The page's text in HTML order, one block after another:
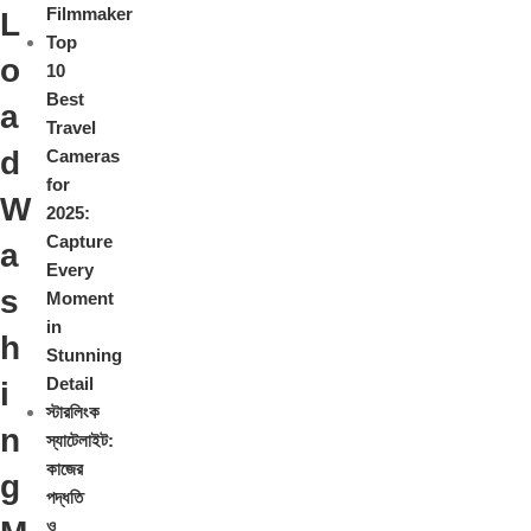
L
o
a
d
W
a
s
h
i
n
g
Filmmaker
Top
10
Best
Travel
Cameras
for
2025:
Capture
Every
Moment
in
Stunning
Detail
স্টারলিংক
স্যাটেলাইট:
কাজের
পদ্ধতি
ও